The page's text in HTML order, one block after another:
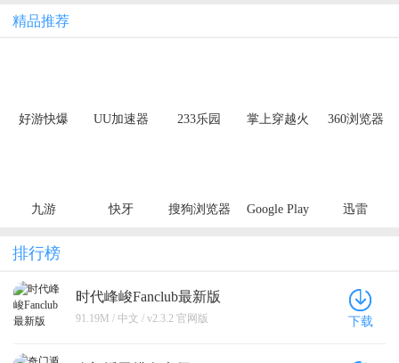
精品推荐
好游快爆 UU加速器 233乐园
掌上穿越火
360浏览器
九游 快牙
搜狗浏览器
Google Play
迅雷
排行榜
时代峰峻Fanclub最新版
91.19M / 中文 / v2.3.2 官网版 下载